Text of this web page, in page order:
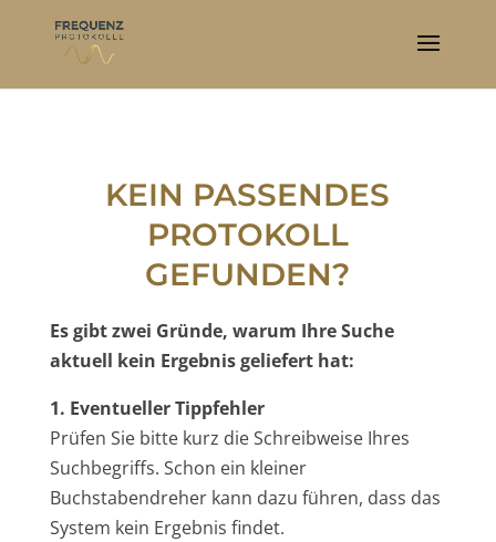
KEIN PASSENDES
PROTOKOLL
GEFUNDEN?
Es gibt zwei Gründe, warum Ihre Suche
aktuell kein Ergebnis geliefert hat:
1. Eventueller Tippfehler
Prüfen Sie bitte kurz die Schreibweise Ihres
Suchbegriffs. Schon ein kleiner
Buchstabendreher kann dazu führen, dass das
System kein Ergebnis findet.